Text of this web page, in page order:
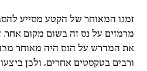
זמנו המאוחר של הקטע מסייע
מרמזים על נס זה בשום מקום
את המדרש על הנס היה מאוחר
ורבים בטקסטים אחרים, ולכן